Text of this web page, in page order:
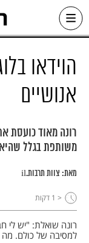
Skip
content
כל האתר
הוידאו
אנושיים
רונה מאוד כועסת
משותפת בגלל
מאת: צוות תרבות.il
< 1 דקות
רונה שואלת: "יש לי
למסיבה של כולם.